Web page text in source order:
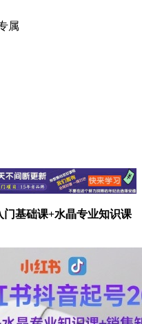
属
门基础课+水晶专业知识课